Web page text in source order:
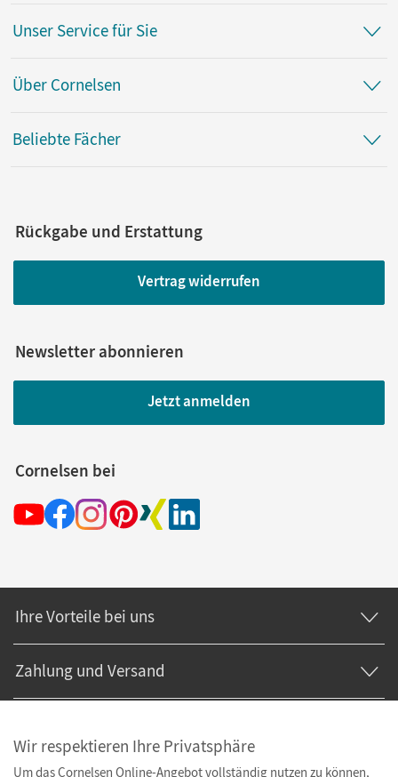
Unser Service für Sie
Über Cornelsen
Beliebte Fächer
Rückgabe und Erstattung
Vertrag widerrufen
Newsletter abonnieren
Jetzt anmelden
Cornelsen bei
Ihre Vorteile bei uns
Zahlung und Versand
Wir respektieren Ihre Privatsphäre
Um das Cornelsen Online-Angebot vollständig nutzen zu können,